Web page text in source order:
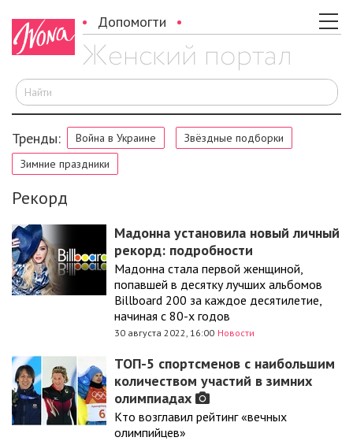
Допомогти
Тренды: Война в Украине
Звёздные подборки
Зимние праздники
Рекорд
Мадонна установила новый личный
рекорд: подробности
Мадонна стала первой женщиной,
попавшей в десятку лучших альбомов
Billboard 200 за каждое десятилетие,
начиная с 80-х годов
30 августа 2022, 16:00 Новости
ТОП-5 спортсменов с наибольшим
количеством участий в зимних
олимпиадах
Кто возглавил рейтинг «вечных
олимпийцев»